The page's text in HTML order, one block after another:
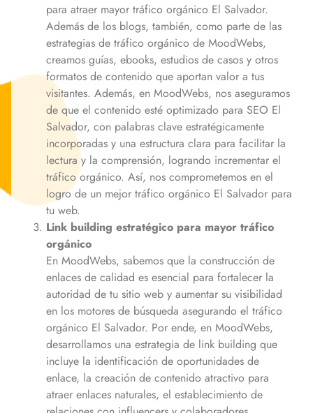
para atraer mayor tráfico orgánico El Salvador.
Además de los blogs, también, como parte de las
estrategias de tráfico orgánico de MoodWebs,
creamos guías, ebooks, estudios de casos y otros
formatos de contenido que aportan valor a tus
visitantes. Además, en MoodWebs, nos aseguramos
de que el contenido esté optimizado para SEO El
Salvador, con palabras clave estratégicamente
incorporadas y una estructura clara para facilitar la
lectura y la comprensión, logrando incrementar el
tráfico orgánico. Así, nos comprometemos en el
logro de un mejor tráfico orgánico El Salvador para
tu web.
Link building estratégico para mayor tráfico
orgánico
En MoodWebs, sabemos que la construcción de
enlaces de calidad es esencial para fortalecer la
autoridad de tu sitio web y aumentar su visibilidad
en los motores de búsqueda asegurando el tráfico
orgánico El Salvador. Por ende, en MoodWebs,
desarrollamos una estrategia de link building que
incluye la identificación de oportunidades de
enlace, la creación de contenido atractivo para
atraer enlaces naturales, el establecimiento de